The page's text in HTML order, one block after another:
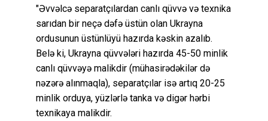
"Əvvəlcə separatçılardan canlı qüvvə və texnika
sarıdan bir neçə dəfə üstün olan Ukrayna
ordusunun üstünlüyü hazırda kəskin azalıb.
Belə ki, Ukrayna qüvvələri hazırda 45-50 minlik
canlı qüvvəyə malikdir (mühasirədəkilər də
nəzərə alınmaqla), separatçılar isə artıq 20-25
minlik orduya, yüzlərlə tanka və digər hərbi
texnikaya malikdir.